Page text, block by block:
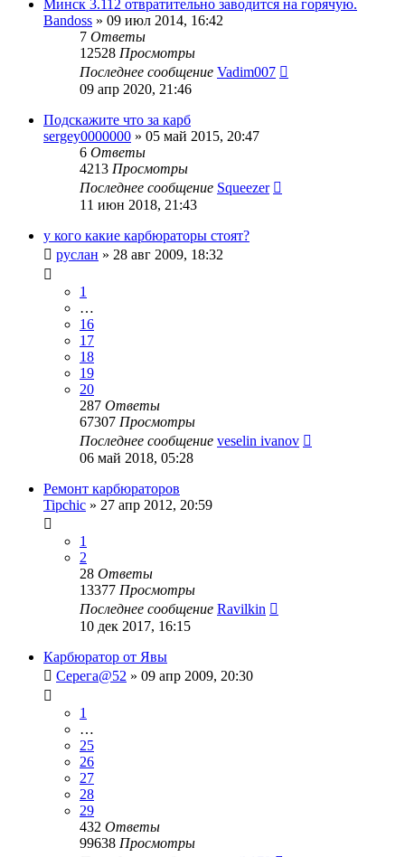
Минск 3.112 отвратительно заводится на горячую.
Bandoss » 09 июл 2014, 16:42
7 Ответы
12528 Просмотры
Последнее сообщение Vadim007
09 апр 2020, 21:46
Подскажите что за карб
sergey0000000 » 05 май 2015, 20:47
6 Ответы
4213 Просмотры
Последнее сообщение Squeezer
11 июн 2018, 21:43
у кого какие карбюраторы стоят?
руслан » 28 авг 2009, 18:32
1
…
16
17
18
19
20
287 Ответы
67307 Просмотры
Последнее сообщение veselin ivanov
06 май 2018, 05:28
Ремонт карбюраторов
Tipchic » 27 апр 2012, 20:59
1
2
28 Ответы
13377 Просмотры
Последнее сообщение Ravilkin
10 дек 2017, 16:15
Карбюратор от Явы
Серега@52 » 09 апр 2009, 20:30
1
…
25
26
27
28
29
432 Ответы
99638 Просмотры